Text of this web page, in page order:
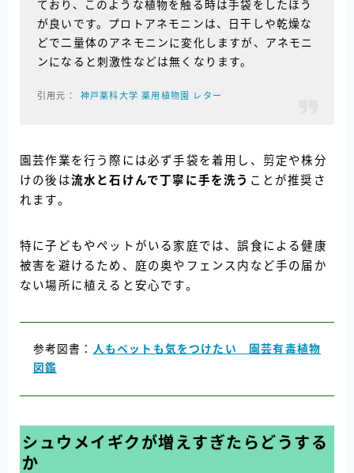
ており、このような植物を触る時は手袋をしたほう
が良いです。プロトアネモニンは、日干しや乾燥な
どで二量体のアネモニンに変化しますが、アネモニ
ンになると刺激性などは無くなります。
神戸薬科大学 薬用植物園 レター
園芸作業を行う際には必ず手袋を着用し、剪定や株分
けの後は流水と石けんで丁寧に手を洗う ことが推奨さ
れます。
特に子どもやペットがいる家庭では、誤食による健康
被害を避けるため、庭の奥やフェンス内など手の届か
ない場所に植えると安心です。
参考図書： 人もペットも気をつけたい 園芸有毒植物
図鑑
シュウメイギクが増えすぎたらどうする
か